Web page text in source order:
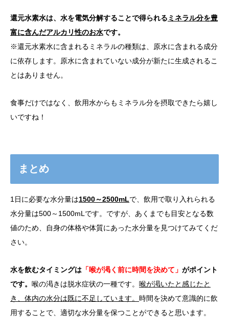
還元水素水は、水を電気分解することで得られる ミネラル分を豊
富に含んだアルカリ性のお水です。
※還元水素水に含まれるミネラルの種類は、原水に含まれる成分
に依存します。原水に含まれていない成分が新たに生成されるこ
とはありません。
食事だけではなく、飲用水からもミネラル分を摂取できたら嬉し
いですね！
まとめ
1日に必要な水分量は1500～2500mLで、飲用で取り入れられる
水分量は500～1500mLです。ですが、あくまでも目安となる数
値のため、自身の体格や体質にあった水分量を見つけてみてくだ
さい。
水を飲むタイミングは 「喉が渇く前に時間を決めて」 がポイント
です。 喉の渇きは脱水症状の一種です。 喉が渇いたと感じたと
き、体内の水分は既に不足しています。 時間を決めて意識的に飲
用することで、適切な水分量を保つことができると思います。